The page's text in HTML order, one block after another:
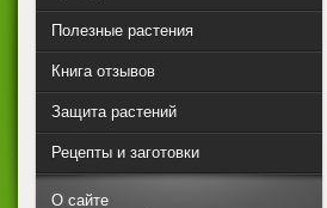
Полезные растения
Книга отзывов
Защита растений
Рецепты и заготовки
О сайте